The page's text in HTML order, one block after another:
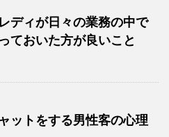
ディが日々の業務の中で
ておいた方が良いこと
ットをする男性客の心理